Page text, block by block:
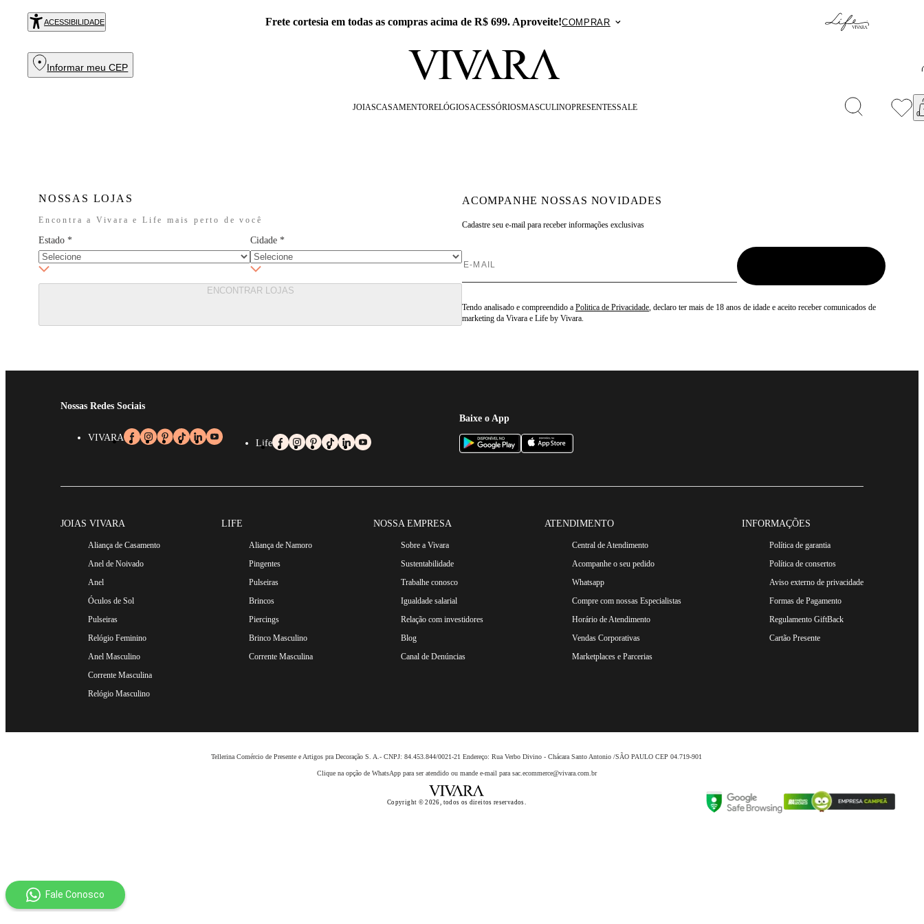
ACESSIBILIDADE
COMPRAR Exclusivo no APP: 15% Off na primeira compra com o cupom PRESENTEAPP.
Informar meu CEP
JOIASCASAMENTORELÓGIOSACESSÓRIOSMASCULINOPRESENTESSALE
NOSSAS LOJAS
Encontra a Vivara e Life mais perto de você
Estado * Cidade *
ENCONTRAR LOJAS
ACOMPANHE NOSSAS NOVIDADES
Cadastre seu e-mail para receber informações exclusivas
Tendo analisado e compreendido a Politica de Privacidade, declaro ter mais de 18 anos de idade e aceito receber comunicados de
marketing da Vivara e Life by Vivara.
Nossas Redes Sociais
VIVARA
Life
Baixe o App
JOIAS VIVARA
Aliança de Casamento
Anel de Noivado
Anel
Óculos de Sol
Pulseiras
Relógio Feminino
Anel Masculino
Corrente Masculina
Relógio Masculino
LIFE
Aliança de Namoro
Pingentes
Pulseiras
Brincos
Piercings
Brinco Masculino
Corrente Masculina
NOSSA EMPRESA
Sobre a Vivara
Sustentabilidade
Trabalhe conosco
Igualdade salarial
Relação com investidores
Blog
Canal de Denúncias
ATENDIMENTO
Central de Atendimento
Acompanhe o seu pedido
Whatsapp
Compre com nossas Especialistas
Horário de Atendimento
Vendas Corporativas
Marketplaces e Parcerias
INFORMAÇÕES
Política de garantia
Política de consertos
Aviso externo de privacidade
Formas de Pagamento
Regulamento GiftBack
Cartão Presente
Tellerina Comércio de Presente e Artigos pra Decoração S. A.- CNPJ: 84.453.844/0021-21 Endereço: Rua Verbo Divino - Chácara Santo Antonio /SÃO PAULO CEP 04.719-901
Clique na opção de WhatsApp para ser atendido ou mande e-mail para sac.ecommerce@vivara.com.br
Copyright © 2026, todos os direitos reservados.